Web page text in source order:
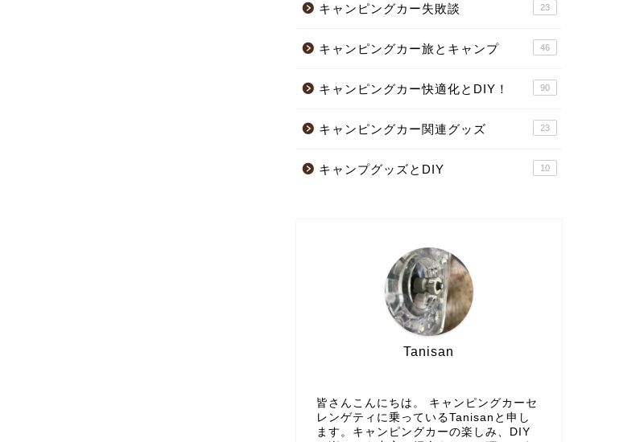
キャンピングカー失敗談 23
キャンピングカー旅とキャンプ 46
キャンピングカー快適化とDIY！ 90
キャンピングカー関連グッズ 23
キャンプグッズとDIY 10
Tanisan
皆さんこんにちは。 キャンピングカーセ
レンゲティに乗っているTanisanと申し
ます。キャンピングカーの楽しみ、DIY